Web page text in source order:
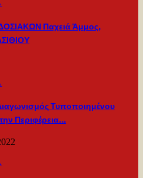
Παχειά Άμμος,
Τυποποιημένου
Περιφέρεια…